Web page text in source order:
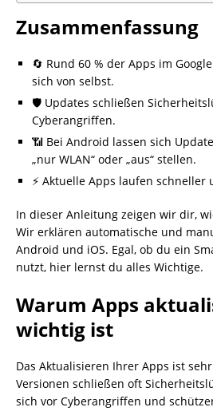
Zusammenfassung
🔄 Rund 60 % der Apps im
sich von selbst.
🛡️ Updates schließen
Cyberangriffen.
📶 Bei Android lassen sich
„nur WLAN“ oder „aus“ stellen.
⚡ Aktuelle Apps laufen
In dieser Anleitung zeigen wir dir,
Wir erklären automatische und
Android und iOS. Egal, ob du ein
nutzt, hier lernst du alles Wichtige.
Warum Apps
wichtig ist
Das Aktualisieren Ihrer Apps ist
Versionen schließen oft
sich vor Cyberangriffen und